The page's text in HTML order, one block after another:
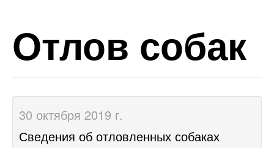
Отлов собак
30 октября 2019 г.
Сведения об отловленных собаках